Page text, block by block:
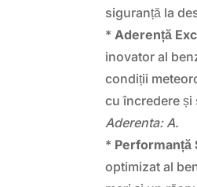
siguranță la
*Aderență
inovator al
condiții
cu încredere și
Aderenta: A.
* Performanță
optimizat al